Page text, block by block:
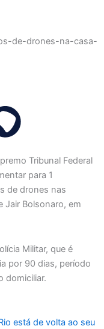
Tribunal Federal
para 1
de drones nas
Jair Bolsonaro, em
Militar, que é
por 90 dias, período
domiciliar.
está de volta ao seu